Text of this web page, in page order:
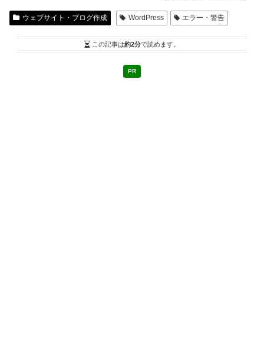
ウェブサイト・ブログ作成 WordPress エラー・警告
この記事は約2分で読めます。
PR